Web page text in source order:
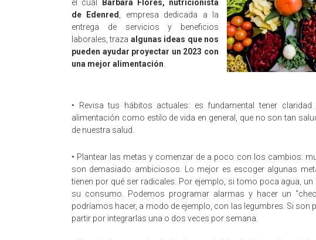
el cual
Bárbara Flores, nutricionista
de Edenred
, empresa dedicada a la
entrega de servicios y beneficios
laborales, traza algunas ideas que nos
pueden ayudar proyectar un 2023 con
una mejor alimentación
• Revisa tus hábitos actuales: es fundamental tener
alimentación como estilo de vida en general, que no son tan
de nuestra salud.
• Plantear las metas y comenzar de a poco con los cambios:
son demasiado ambiciosos. Lo mejor es escoger algunas
tienen por qué ser radicales. Por ejemplo, si tomo poca agua,
su consumo. Podemos programar alarmas y hacer un
podríamos hacer, a modo de ejemplo, con las legumbres. Si
partir por integrarlas una o dos veces por semana.